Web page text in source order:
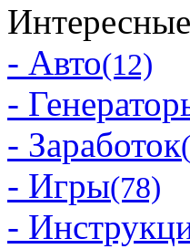
- Авто(12)
-
- Заработок
- Игры(78)
-